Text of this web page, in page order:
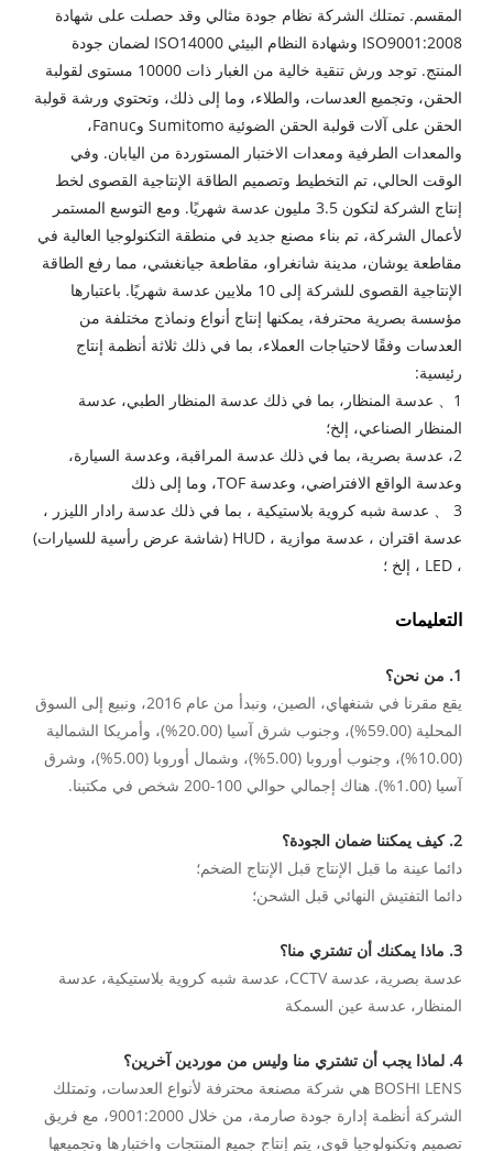
المقسم. تمتلك الشركة نظام جودة مثالي وقد حصلت على شهادة
ISO9001:2008 وشهادة النظام البيئي ISO14000 لضمان جودة
المنتج. توجد ورش تنقية خالية من الغبار ذات 10000 مستوى لقولبة
الحقن، وتجميع العدسات، والطلاء، وما إلى ذلك، وتحتوي ورشة قولبة
الحقن على آلات قولبة الحقن الضوئية Sumitomo وFanuc،
والمعدات الطرفية ومعدات الاختبار المستوردة من اليابان. وفي
الوقت الحالي، تم التخطيط وتصميم الطاقة الإنتاجية القصوى لخط
إنتاج الشركة لتكون 3.5 مليون عدسة شهريًا. ومع التوسع المستمر
لأعمال الشركة، تم بناء مصنع جديد في منطقة التكنولوجيا العالية في
مقاطعة يوشان، مدينة شانغراو، مقاطعة جيانغشي، مما رفع الطاقة
الإنتاجية القصوى للشركة إلى 10 ملايين عدسة شهريًا. باعتبارها
مؤسسة بصرية محترفة، يمكنها إنتاج أنواع ونماذج مختلفة من
العدسات وفقًا لاحتياجات العملاء، بما في ذلك ثلاثة أنظمة إنتاج
رئيسية:
1、 عدسة المنظار، بما في ذلك عدسة المنظار الطبي، عدسة
المنظار الصناعي، إلخ؛
2، عدسة بصرية، بما في ذلك عدسة المراقبة، وعدسة السيارة،
وعدسة الواقع الافتراضي، وعدسة TOF، وما إلى ذلك
3 、 عدسة شبه كروية بلاستيكية ، بما في ذلك عدسة رادار الليزر ،
عدسة اقتران ، عدسة موازية ، HUD (شاشة عرض رأسية للسيارات)
، LED ، إلخ ؛
التعليمات
1. من نحن؟
يقع مقرنا في شنغهاي، الصين، ونبدأ من عام 2016، ونبيع إلى السوق
المحلية (59.00%)، وجنوب شرق آسيا (20.00%)، وأمريكا الشمالية
(10.00%)، وجنوب أوروبا (5.00%)، وشمال أوروبا (5.00%)، وشرق
آسيا (1.00%). هناك إجمالي حوالي 100-200 شخص في مكتبنا.
2. كيف يمكننا ضمان الجودة؟
دائما عينة ما قبل الإنتاج قبل الإنتاج الضخم؛
دائما التفتيش النهائي قبل الشحن؛
3. ماذا يمكنك أن تشتري منا؟
عدسة بصرية، عدسة CCTV، عدسة شبه كروية بلاستيكية، عدسة
المنظار، عدسة عين السمكة
4. لماذا يجب أن تشتري منا وليس من موردين آخرين؟
BOSHI LENS هي شركة مصنعة محترفة لأنواع العدسات، وتمتلك
الشركة أنظمة إدارة جودة صارمة، من خلال 9001:2000، مع فريق
تصميم وتكنولوجيا قوي، يتم إنتاج جميع المنتجات واختبارها وتجميعها